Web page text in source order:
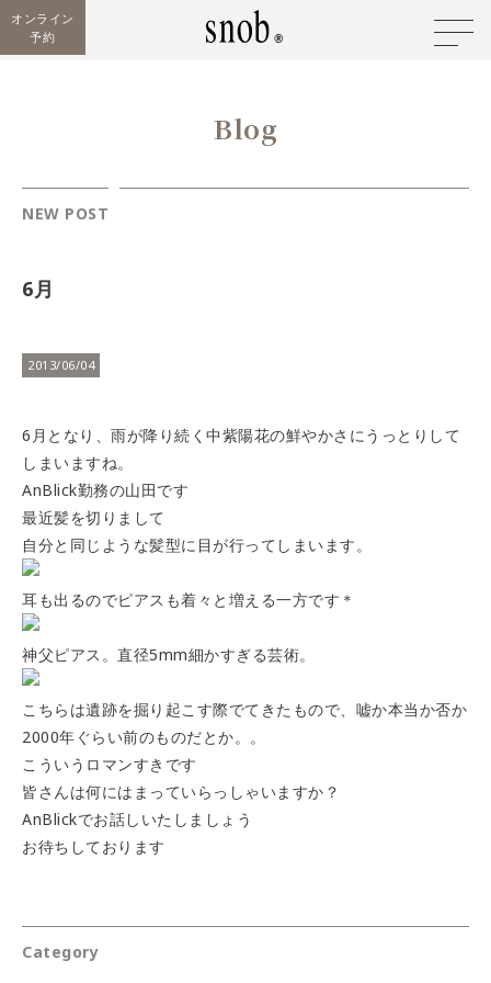
オンライン
予約
Blog
NEW POST
6月
2013/06/04
6月となり、雨が降り続く中紫陽花の鮮やかさにうっとりして
しまいますね。
AnBlick勤務の山田です
最近髪を切りまして
自分と同じような髪型に目が行ってしまいます。
耳も出るのでピアスも着々と増える一方です＊
神父ピアス。直径5mm細かすぎる芸術。
こちらは遺跡を掘り起こす際でてきたもので、嘘か本当か否か
2000年ぐらい前のものだとか。。
こういうロマンすきです
皆さんは何にはまっていらっしゃいますか？
AnBlickでお話しいたしましょう
お待ちしております
Category